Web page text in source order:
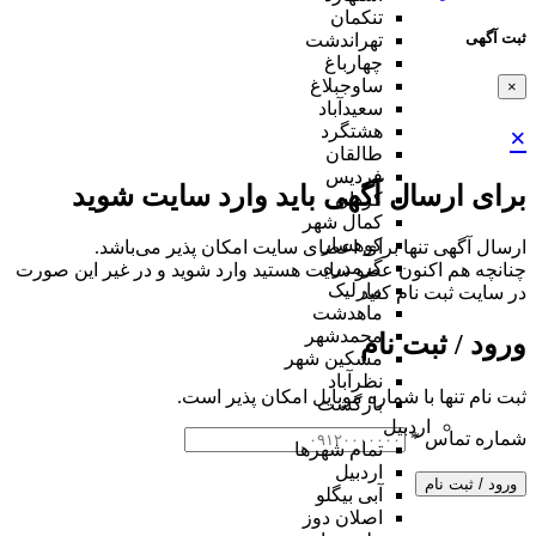
ثبت آگهی
×
×
برای ارسال آگهی باید وارد سایت شوید
ارسال آگهی تنها برای اعضای سایت امکان پذیر می‌باشد.
چنانچه هم‌ اکنون عضو سایت هستید وارد شوید و در غیر این صورت
در سایت ثبت نام کنید
ورود / ثبت نام
ثبت نام تنها با شماره موبایل امکان پذیر است.
شماره تماس*
ورود / ثبت نام
تنکمان
تهراندشت
چهارباغ
ساوجبلاغ
سعیدآباد
هشتگرد
طالقان
فردیس
کردان
کمال شهر
کوهسار
گرمدره
مارلیک
ماهدشت
محمدشهر
مشکین شهر
نظرآباد
بازگشت
اردبیل
تمام شهر‌ها
اردبیل
آبی بیگلو
اصلان دوز